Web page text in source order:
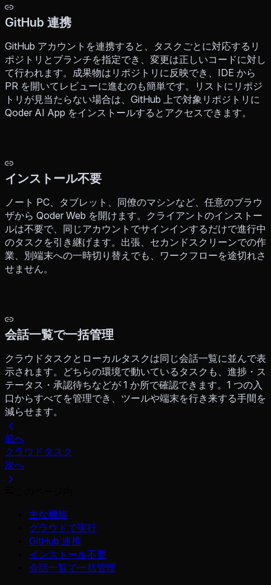
GitHub 連携
GitHub アカウントを連携すると、タスクごとに対応するリ
ポジトリとブランチを指定でき、変更は正しいコードに対し
て行われます。成果物はリポジトリに反映でき、IDE から
PR を開いてレビューに進むのも簡単です。リストにリポジ
トリが見当たらない場合は、GitHub 上で対象リポジトリに
Qoder AI App をインストールするとアクセスできます。
インストール不要
ノート PC、タブレット、同僚のマシンなど、任意のブラウ
ザから Qoder Web を開けます。クライアントのインストー
ルは不要で、同じアカウントでサインインするだけで進行中
のタスクを引き継げます。出張、セカンドスクリーンでの作
業、別端末への一時切り替えでも、ワークフローを途切れさ
せません。
会話一覧で一括管理
クラウドタスクとローカルタスクは同じ会話一覧に並んで表
示されます。どちらの環境で動いているタスクも、進捗・ス
テータス・承認待ちなどが 1 か所で確認できます。1 つの入
口からすべてを管理でき、ツールや端末を行き来する手間を
減らせます。
前へ
クラウドタスク
次へ
主な機能
クラウドで実行
GitHub 連携
インストール不要
会話一覧で一括管理